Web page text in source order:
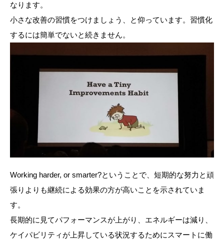
なります。
小さな改善の習慣をつけましょう、と仰っています。習慣化
するには簡単でないと続きません。
Working harder, or smarter?ということで、短期的な努力と頑
張りよりも継続による効果の方が高いことを示されていま
す。
長期的に見てパフォーマンスが上がり、エネルギーは減り、
ケイパビリティが上昇している状況するためにスマートに働